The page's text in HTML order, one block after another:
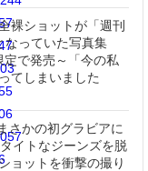
裸ショットが「週刊
なっていた写真集
定で発売～「今の私
てしまいました
さかの初グラビアに
イトなジーンズを脱
ョットを衝撃の撮り